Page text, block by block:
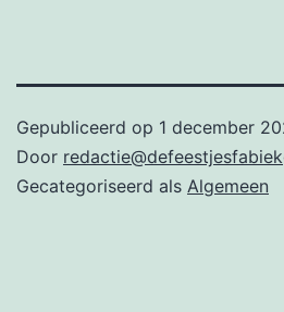
Gepubliceerd op 1 december
Door
Gecategoriseerd als Algemeen